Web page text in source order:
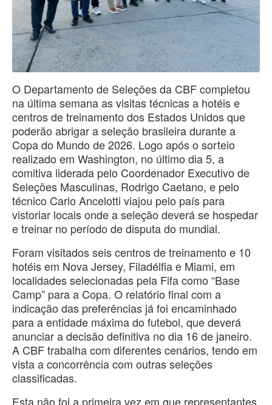
O Departamento de Seleções da CBF completou
na última semana as visitas técnicas a hotéis e
centros de treinamento dos Estados Unidos que
poderão abrigar a seleção brasileira durante a
Copa do Mundo de 2026. Logo após o sorteio
realizado em Washington, no último dia 5, a
comitiva liderada pelo Coordenador Executivo de
Seleções Masculinas, Rodrigo Caetano, e pelo
técnico Carlo Ancelotti viajou pelo país para
vistoriar locais onde a seleção deverá se hospedar
e treinar no período de disputa do mundial.
Foram visitados seis centros de treinamento e 10
hotéis em Nova Jersey, Filadélfia e Miami, em
localidades selecionadas pela Fifa como “Base
Camp” para a Copa. O relatório final com a
indicação das preferências já foi encaminhado
para a entidade máxima do futebol, que deverá
anunciar a decisão definitiva no dia 16 de janeiro.
A CBF trabalha com diferentes cenários, tendo em
vista a concorrência com outras seleções
classificadas.
Esta não foi a primeira vez em que representantes